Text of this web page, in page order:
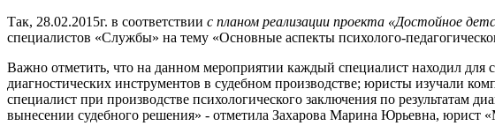
Так, 28.02.2015г. в соответствии с планом реализации проекта «Достойное
специалистов «Службы» на тему «Основные аспекты психолого-
Важно отметить, что на данном мероприятии каждый специалист находил для
диагностических инструментов в судебном производстве; юристы изучали
специалист при производстве психологического заключения по результатам
вынесении судебного решения» - отметила Захарова Марина Юрьевна, юрист